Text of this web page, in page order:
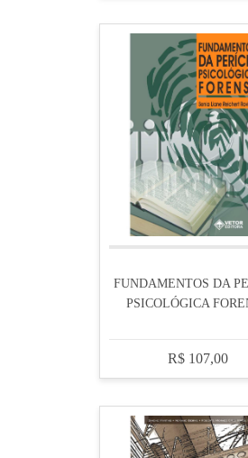
FUNDAMENTOS DA
PSICOLÓGICA
R$ 107,00